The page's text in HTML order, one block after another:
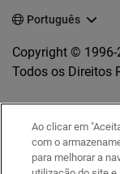
Português
Copyright © 1996-
Todos os Direitos
Ao clicar em
com o
para melhorar a